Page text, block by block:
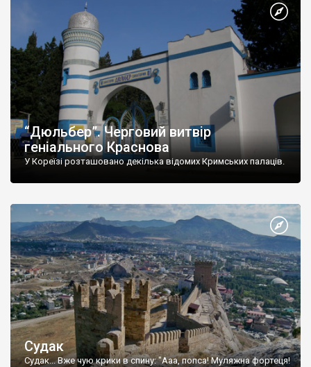
“Дюльбер”. Черговий витвір
геніального Краснова
У Кореїзі розташовано декілька відомих Кримських палаців.
Судак
Судак... Вже чую крики в спину: "Ааа, попса! Муляжна фортеця!